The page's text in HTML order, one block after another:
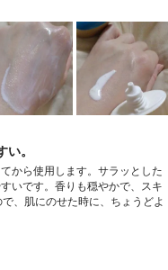
。
から使用します。サラッとした
いです。香りも穏やかで、スキ
、肌にのせた時に、ちょうどよ